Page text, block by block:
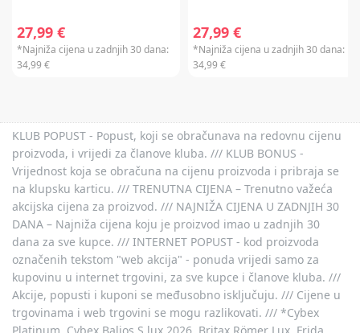
27,99 €
*Najniža cijena u zadnjih 30 dana:
34,99 €
27,99 €
*Najniža cijena u zadnjih 30 dana:
34,99 €
KLUB POPUST - Popust, koji se obračunava na redovnu cijenu
proizvoda, i vrijedi za članove kluba. /// KLUB BONUS -
Vrijednost koja se obračuna na cijenu proizvoda i pribraja se
na klupsku karticu. /// TRENUTNA CIJENA – Trenutno važeća
akcijska cijena za proizvod. /// NAJNIŽA CIJENA U ZADNJIH 30
DANA – Najniža cijena koju je proizvod imao u zadnjih 30
dana za sve kupce. /// INTERNET POPUST - kod proizvoda
označenih tekstom "web akcija" - ponuda vrijedi samo za
kupovinu u internet trgovini, za sve kupce i članove kluba. ///
Akcije, popusti i kuponi se međusobno isključuju. /// Cijene u
trgovinama i web trgovini se mogu razlikovati. /// *Cybex
Platinum, Cybex Balios S lux 2026, Britax Römer Lux, Frida,